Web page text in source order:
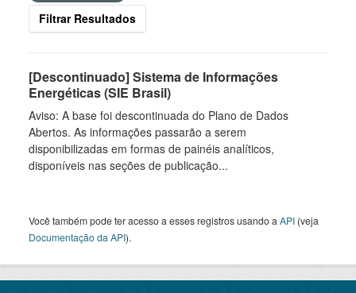
Filtrar Resultados
[Descontinuado] Sistema de Informações
Energéticas (SIE Brasil)
Aviso: A base foi descontinuada do Plano de Dados
Abertos. As informações passarão a serem
disponibilizadas em formas de painéis analíticos,
disponíveis nas seções de publicação...
Você também pode ter acesso a esses registros usando a API (veja
Documentação da API).